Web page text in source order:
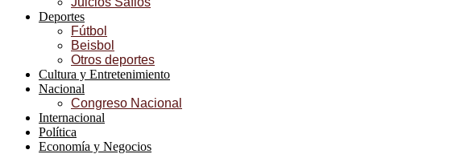
Deportes
Fútbol
Beisbol
Otros deportes
Cultura y Entretenimiento
Nacional
Congreso Nacional
Internacional
Política
Economía y Negocios